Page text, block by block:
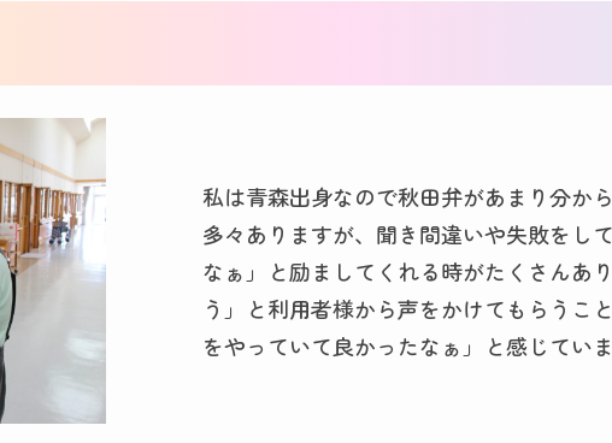
私は青森出身なので秋田弁があまり分か
多々ありますが、聞き間違いや失敗をし
なぁ」と励ましてくれる時がたくさんあ
う」と利用者様から声をかけてもらうこ
をやっていて良かったなぁ」と感じてい